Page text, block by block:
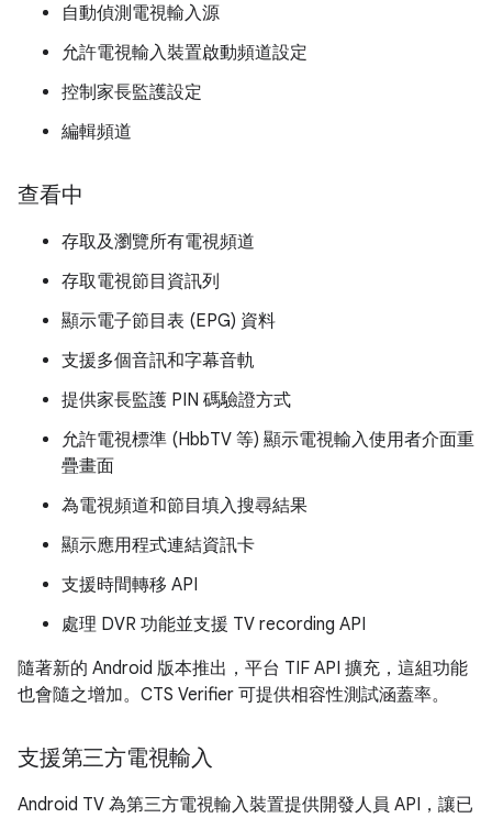
自動偵測電視輸入源
允許電視輸入裝置啟動頻道設定
控制家長監護設定
編輯頻道
查看中
存取及瀏覽所有電視頻道
存取電視節目資訊列
顯示電子節目表 (EPG) 資料
支援多個音訊和字幕音軌
提供家長監護 PIN 碼驗證方式
允許電視標準 (HbbTV 等) 顯示電視輸入使用者介面重
疊畫面
為電視頻道和節目填入搜尋結果
顯示應用程式連結資訊卡
支援時間轉移 API
處理 DVR 功能並支援 TV recording API
隨著新的 Android 版本推出，平台 TIF API 擴充，這組功能
也會隨之增加。CTS Verifier 可提供相容性測試涵蓋率。
支援第三方電視輸入
Android TV 為第三方電視輸入裝置提供開發人員 API，讓已